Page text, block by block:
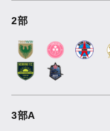
2部
3部A